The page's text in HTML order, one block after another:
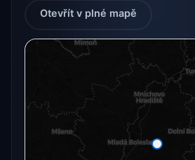
Otevřít v plné mapě
Radarový snímek momentálně
Otevřít v plné mapě